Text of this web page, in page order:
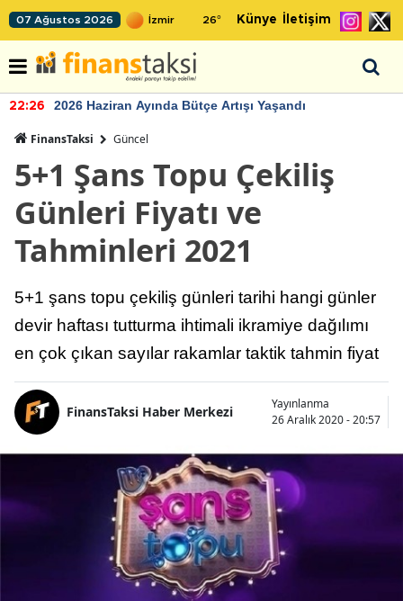
07 Ağustos 2026 26° Künye İletişim
Haziran Ayında Bütçe Artışı Yaşandı
FinansTaksi Güncel
5+1 Şans Topu Çekiliş
Günleri Fiyatı ve
Tahminleri 2021
5+1 şans topu çekiliş günleri tarihi hangi günler
devir haftası tutturma ihtimali ikramiye dağılımı
en çok çıkan sayılar rakamlar taktik tahmin fiyat
FinansTaksi Haber Merkezi
Yayınlanma
26 Aralık 2020 - 20:57